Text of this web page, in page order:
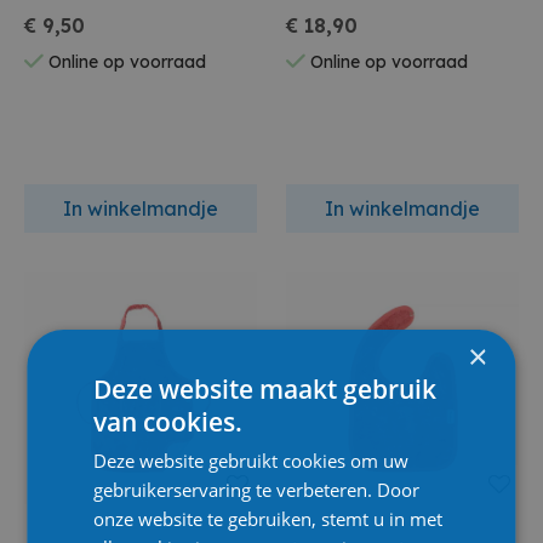
Green
€ 9,50
Online op voorraad
In winkelmandje
€ 18,90
Online op voorraad
In winkelmandje
×
Deze website maakt gebruik
van cookies.
Deze website gebruikt cookies om uw
gebruikerservaring te verbeteren. Door
onze website te gebruiken, stemt u in met